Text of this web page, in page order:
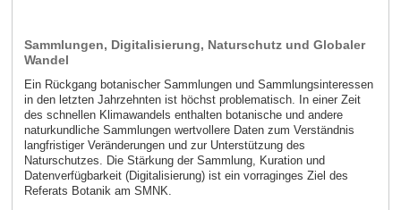
Sammlungen, Digitalisierung, Naturschutz und Globaler
Wandel
Ein Rückgang botanischer Sammlungen und Sammlungsinteressen
in den letzten Jahrzehnten ist höchst problematisch. In einer Zeit
des schnellen Klimawandels enthalten botanische und andere
naturkundliche Sammlungen wertvollere Daten zum Verständnis
langfristiger Veränderungen und zur Unterstützung des
Naturschutzes. Die Stärkung der Sammlung, Kuration und
Datenverfügbarkeit (Digitalisierung) ist ein vorraginges Ziel des
Referats Botanik am SMNK.